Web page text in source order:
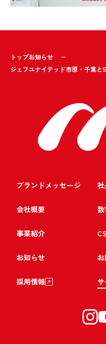
トップお知らせ
ジェフユナイテッド市原・千葉と
ブランドメッセージ
会社概要
事業紹介
お知らせ
採用情報